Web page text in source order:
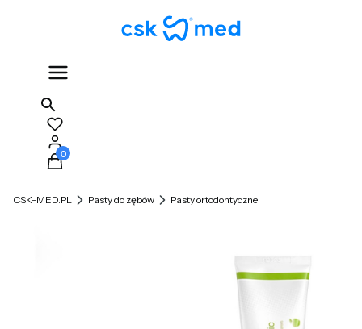
Produkty w koszyku: 0. Zobacz szczegóły
CSK-MED.PL Pasty do zębów Pasty ortodontyczne